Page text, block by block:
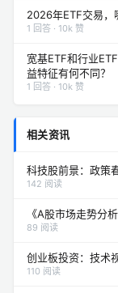
2026年ETF交易，
1 回答 · 10k 赞
宽基ETF和行业
益特征有何不同？
1 回答 · 10k 赞
相关资讯
科技股前景：政策
142 阅读
《A股市场走势分
89 阅读
创业板投资：技术
110 阅读